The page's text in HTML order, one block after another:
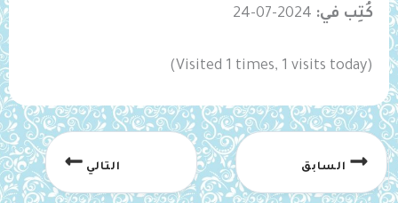
كُتِب في: 2024-07-24
(Visited 1 times, 1 visits today)
السابق التالي